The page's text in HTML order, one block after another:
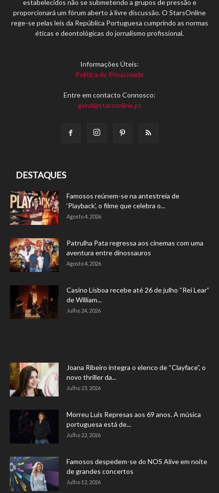
estabelecidos não se submetendo a grupos de pressão e
proporcionará um fórum aberto à livre discussão. O StarsOnline
rege-se pelas leis da República Portuguesa cumprindo as normas
éticas e deontológicas do jornalismo profissional.
Informações Úteis:
Política de Privacidade
Entre em contacto Connosco:
geral@starsonline.pt
DESTAQUES
Famosos reúnem-se na antestreia de
‘Playback’, o filme que celebra o...
Agosto 4, 2026
Patrulha Pata regressa aos cinemas com uma
aventura entre dinossauros
Agosto 4, 2026
Casino Lisboa recebe até 26 de julho “Rei Lear”
de William...
Julho 24, 2026
Joana Ribeiro integra o elenco de “Clayface”, o
novo thriller da...
Julho 23, 2026
Morreu Luís Represas aos 69 anos. A música
portuguesa está de...
Julho 22, 2026
Famosos despedem-se do NOS Alive em noite
de grandes concertos
Julho 12, 2026